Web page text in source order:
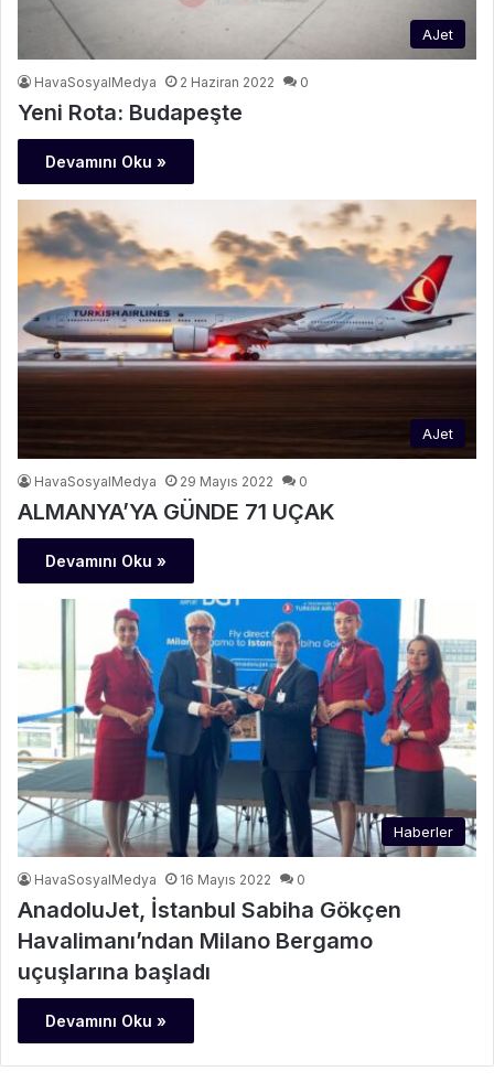
AJet
HavaSosyalMedya 2 Haziran 2022 0
Yeni Rota: Budapeşte
Devamını Oku »
AJet
HavaSosyalMedya 29 Mayıs 2022 0
ALMANYA’YA GÜNDE 71 UÇAK
Devamını Oku »
Haberler
HavaSosyalMedya 16 Mayıs 2022 0
AnadoluJet, İstanbul Sabiha Gökçen
Havalimanı’ndan Milano Bergamo
uçuşlarına başladı
Devamını Oku »